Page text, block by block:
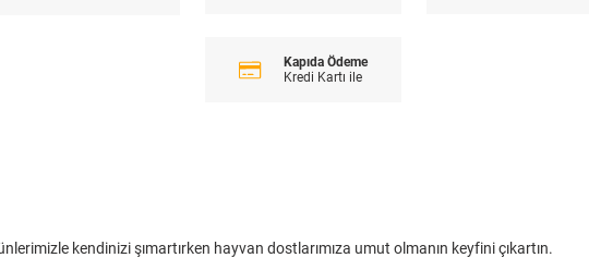
Kapıda Ödeme
Kredi Kartı ile
kendinizi şımartırken hayvan dostlarımıza umut olmanın keyfini çıkartın.